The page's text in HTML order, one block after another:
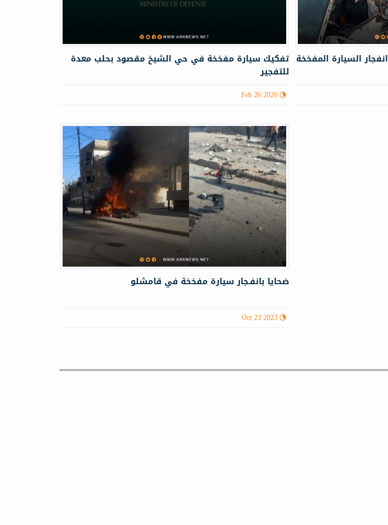
تفكيك سيارة مفخخة في حي الشيخ مقصود بحلب معدة
للتفجير
Feb 26 2026
السيارة المفخخة
ضحايا بانفـجار سيارة مفخخة في قامشلو
Oct 23 2023